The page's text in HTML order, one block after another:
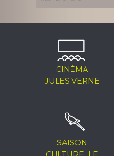
CINÉMA
JULES VERNE
SAISON